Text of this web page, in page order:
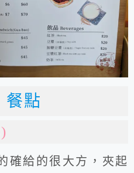
餐點
確給的很大方，夾起